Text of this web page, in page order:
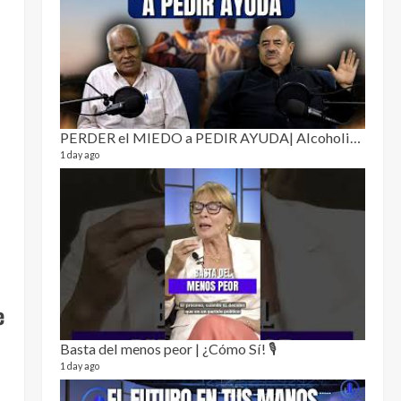
1 day ago
Basta del menos peor | ¿Cómo Sí! 🎙️
1 day ago
4